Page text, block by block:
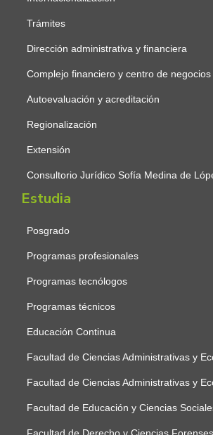
Trámites
Dirección administrativa y financiera
Complejo financiero y centro de negocios
Autoevaluación y acreditación
Regionalización
Extensión
Consultorio Jurídico Sofía Medina de
Estudia
Posgrado
Programas profesionales
Programas tecnólogos
Programas técnicos
Educación Continua
Facultad de Ciencias Administrativas y
Facultad de Ciencias Administrativas y
Facultad de Educación y Ciencias